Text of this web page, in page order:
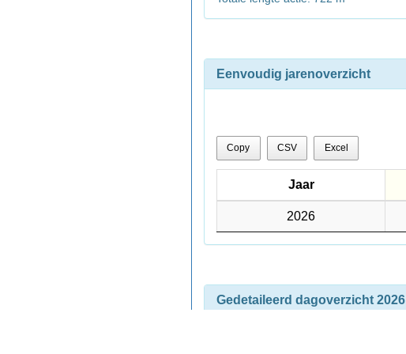
Eenvoudig jarenoverzicht
Copy CSV Excel
Jaar
Jaar
2026
Jaar
2026
Gedetaileerd dagoverzicht 2026